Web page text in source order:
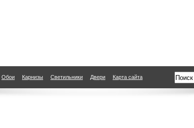
Обои Карнизы Светильники Двери Карта сайта